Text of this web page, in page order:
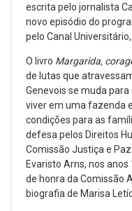
escrita pelo jornalista
novo episódio do
pelo Canal
O livro Margarida,
de lutas que
Genevois se muda
viver em uma fazenda
condições para as
defesa pelos Direitos
Comissão Justiça e
Evaristo Arns, nos
de honra da Comissão
biografia de Marisa